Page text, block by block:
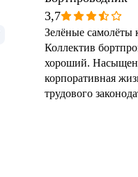
3,7
Зелёные самолёты
Коллектив
хороший.
корпоративная
трудового